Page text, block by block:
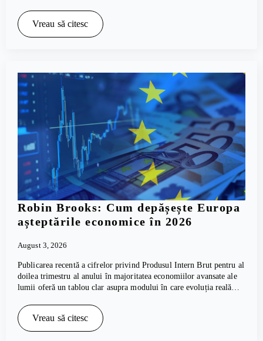
Vreau să citesc
Robin Brooks: Cum depășește Europa
așteptările economice în 2026
August 3, 2026
Publicarea recentă a cifrelor privind Produsul Intern Brut pentru al
doilea trimestru al anului în majoritatea economiilor avansate ale
lumii oferă un tablou clar asupra modului în care evoluția reală…
Vreau să citesc